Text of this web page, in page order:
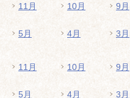
11月 10月 9月
5月 4月 3月
11月 10月 9月
5月 4月 3月